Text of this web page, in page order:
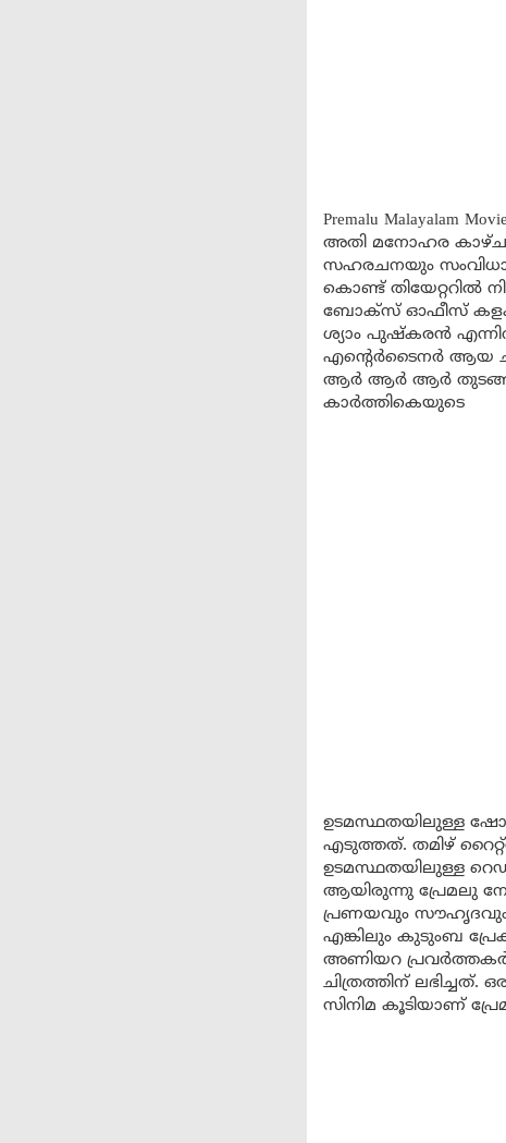
Premalu
അതി മനോഹര കാഴ്ച
സഹരചനയും
കൊണ്ട് തിയേറ്ററിൽ
ബോക്സ് ഓഫീസ്
ശ്യാം പുഷ്‌കരൻ
എന്റെർടൈനർ ആയ
ആർ ആർ ആർ
കാർത്തികെയുടെ
ഉടമസ്ഥതയിലുള്ള
എടുത്തത്. തമിഴ്
ഉടമസ്ഥതയിലുള്ള
ആയിരുന്നു പ്രേമലു
പ്രണയവും സൗഹൃദവും
എങ്കിലും കുടുംബ
അണിയറ പ്രവർത്തകർ
ചിത്രത്തിന്
സിനിമ കൂടിയാണ്